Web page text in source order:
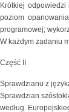
Krótkiej
poziom
programowej;
W każdym zadaniu
Część II
Sprawdzianu z
Sprawdzian
według